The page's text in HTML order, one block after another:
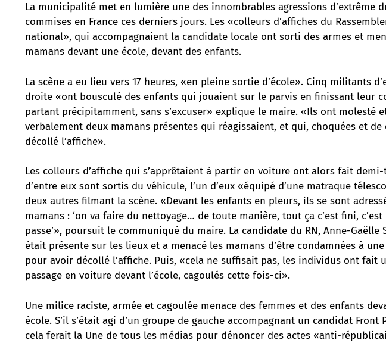
La municipalité met en lumière une des innombrables agressions d’extrême
commises en France ces derniers jours. Les «colleurs d’affiches du
national», qui accompagnaient la candidate locale ont sorti des armes et
mamans devant une école, devant des enfants.
La scène a eu lieu vers 17 heures, «en pleine sortie d’école». Cinq militants
droite «ont bousculé des enfants qui jouaient sur le parvis en finissant leur
partant précipitamment, sans s’excuser» explique le maire. «Ils ont molesté
verbalement deux mamans présentes qui réagissaient, et qui, choquées et de
décollé l’affiche».
Les colleurs d’affiche qui s’apprêtaient à partir en voiture ont alors fait
d’entre eux sont sortis du véhicule, l’un d’eux «équipé d’une matraque
deux autres filmant la scène. «Devant les enfants en pleurs, ils se sont
mamans : ‘on va faire du nettoyage… de toute manière, tout ça c’est fini, c’est
passe’», poursuit le communiqué du maire. La candidate du RN, Anne-Gaëlle
était présente sur les lieux et a menacé les mamans d’être condamnées à
pour avoir décollé l’affiche. Puis, «cela ne suffisait pas, les individus ont fait
passage en voiture devant l’école, cagoulés cette fois-ci».
Une milice raciste, armée et cagoulée menace des femmes et des enfants
école. S’il s’était agi d’un groupe de gauche accompagnant un candidat Front
cela ferait la Une de tous les médias pour dénoncer des actes «anti-